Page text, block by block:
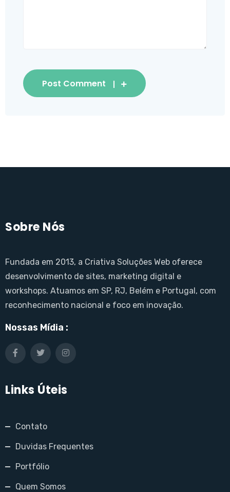
Post Comment
Sobre Nós
Fundada em 2013, a Criativa Soluções Web oferece
desenvolvimento de sites, marketing digital e
workshops. Atuamos em SP, RJ, Belém e Portugal, com
reconhecimento nacional e foco em inovação.
Nossas Mídia :
Links Úteis
Contato
Duvidas Frequentes
Portfólio
Quem Somos